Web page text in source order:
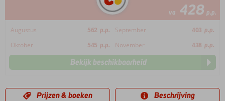
va 428 p.p.
Augustus 562 p.p. September 403 p.p.
Oktober
545 p.p. November 438 p.p.
Bekijk beschikbaarheid
Prijzen & boeken Beschrijving